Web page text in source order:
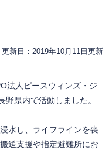
更新日：2019年10月11日更新
法人ピースウィンズ・ジ
県内で活動しました。
水し、ライフラインを喪
送支援や指定避難所にお